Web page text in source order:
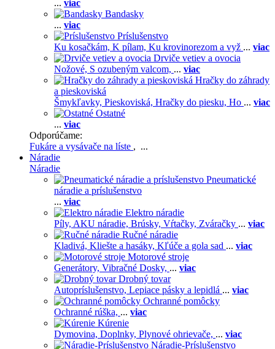
... viac
Bandasky
... viac
Príslušenstvo
Ku kosačkám, K pílam, Ku krovinorezom a vyž ... viac
Drviče vetiev a ovocia
Nožové, S ozubeným valcom, ... viac
Hračky do záhrady
a pieskoviská
Šmykľavky, Pieskoviská, Hračky do piesku, Ho ... viac
Ostatné
... viac
Odporúčame:
Fukáre a vysávače na líste , ...
Náradie
Náradie
Pneumatické
náradie a príslušenstvo
... viac
Elektro náradie
Píly, AKU náradie, Brúsky, Vŕtačky, Zváračky ... viac
Ručné náradie
Kladivá, Kliešte a hasáky, Kľúče a gola sad ... viac
Motorové stroje
Generátory, Vibračné Dosky, ... viac
Drobný tovar
Autopríslušenstvo, Lepiace pásky a lepidlá ... viac
Ochranné pomôcky
Ochranné rúška, ... viac
Kúrenie
Dymovina, Doplnky, Plynové ohrievače, ... viac
Náradie-Príslušenstvo